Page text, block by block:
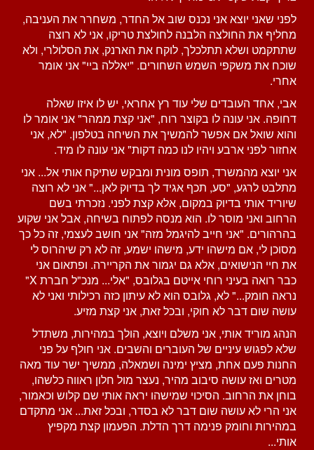
לפני שאני יוצא אני נכנס שוב אל החדר, משחרר את העניבה,
מחליף את החולצה הלבנה לחולצת טריקו, אני לא רוצה
שתתקמט ושלא תתלכלך, לוקח את הארנק, את הסלולרי, ולא
שוכח את משקפי השמש השחורים. "יאללה ביי" אני אומר
אחרי.
אבי, אחד העובדים שלי עוד רץ אחראי, יש לו איזו שאלה
דחופה. אני עונה לו בקוצר רוח, "אני קצת ממהר" אני אומר לו
והוא שואל אם אפשר להמשיך את השיחה בטלפון. "לא, אני
אחזור לפני ארבע ויהיו לנו כמה דקות" אני עונה לו מיד.
אני יוצא מהמשרד, תופס מונית ומבקש שתיקח אותי אל... אני
מתלבט לרגע, "סע, תכף אגיד לך בדיוק לאן..." אני לא רוצה
שיוריד אותי בדיוק במקום, אלא קצת לפני. נזכרתי בשם
הרחוב ואני מוסר לו. הוא מנסה לפתוח בשיחה, אבל אני שקוע
בהרהורים. "אני חייב להיגמל מזה" אני חושב לעצמי, זה כל כך
מסוכן לי, אם מישהו ידע, מישהו ישמע, זה לא רק שיהרוס לי
את חיי הנישואים, אלא גם יגמור את הקריירה. ופתאום אני
כבר רואה בעיני רוחי אייטם בגלובס, "אלי... מנכ"ל חברת X"
נראה חומק..." לא, גלובס הוא לא עיתון כזה רכילותי ואני לא
עושה שום דבר לא חוקי, ובכל זאת, אני קצת מזיע.
הנהג מוריד אותי, אני משלם ויוצא, הולך במהירות, משתדל
שלא לפגוש עיניים של העוברים והשבים. אני חולף על פני
החנות פעם אחת, מציץ ימינה ושמאלה, ממשיך ישר עוד מאה
מטרים ואז עושה סיבוב מהיר, נעצר מול חלון ראווה כלשהו,
בוחן את הרחוב. הסיכוי שמישהו יראה אותי שם קלוש וכאמור,
אני הרי לא עושה שום דבר לא בסדר, ובכל זאת... אני מתקדם
במהירות וחומק פנימה דרך הדלת. הפעמון קצת מקפיץ
אותי...